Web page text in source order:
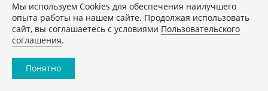
Мы используем Сookies для обеспечения наилучшего
опыта работы на нашем сайте. Продолжая использовать
сайт, вы соглашаетесь с условиями Пользовательского
соглашения.
Понятно